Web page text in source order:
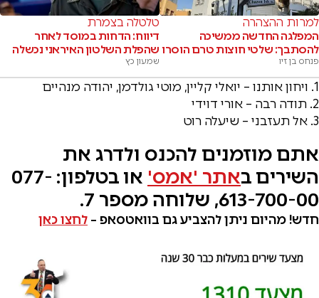
למרות ההצהרה
המפלגה החדשה ממשיכה
להסתבך: שלטי חוצות טרם הוסרו
פנחס בן זיו
טלטלה בצמרת
דיווח: הדחות במוסד לאחר
שהפלת השלטון האיראני נכשלה
שמעון כץ
1. ויחון אותנו – יואלי קליין, מוטי גולדמן, יהודה מנהיים
2. תודה רבה – אורי דוידי
3. אל תעזבני – שיעלה רוט
אתם מוזמנים להכנס ולדרג את
השירים באתר 'אמס'
או בטלפון: 077-
613-700-00, שלוחה מספר 7.
חדש! מהיום ניתן להצביע גם בוואטסאפ – לחצו כאן